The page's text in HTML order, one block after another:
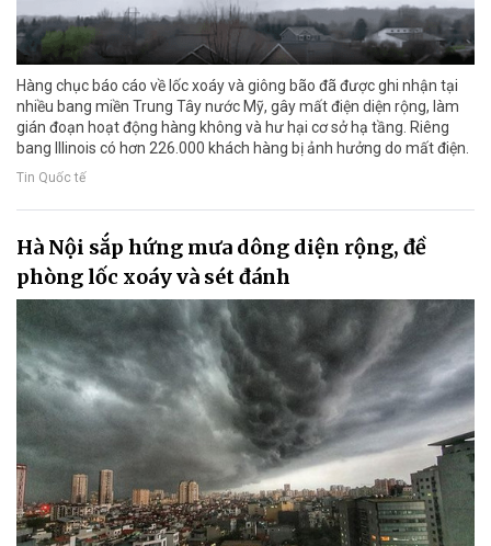
Hàng chục báo cáo về lốc xoáy và giông bão đã được ghi nhận tại
nhiều bang miền Trung Tây nước Mỹ, gây mất điện diện rộng, làm
gián đoạn hoạt động hàng không và hư hại cơ sở hạ tầng. Riêng
bang Illinois có hơn 226.000 khách hàng bị ảnh hưởng do mất điện.
Tin Quốc tế
Hà Nội sắp hứng mưa dông diện rộng, đề
phòng lốc xoáy và sét đánh